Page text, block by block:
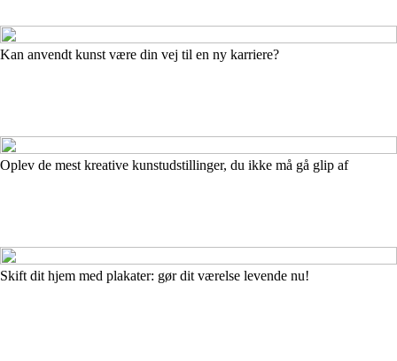
Kan anvendt kunst være din vej til en ny karriere?
Oplev de mest kreative kunstudstillinger, du ikke må gå glip af
Skift dit hjem med plakater: gør dit værelse levende nu!